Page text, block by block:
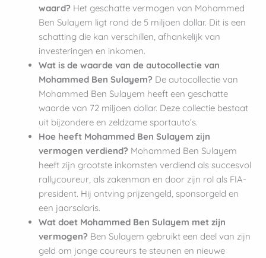
waard? Het geschatte vermogen van Mohammed
Ben Sulayem ligt rond de 5 miljoen dollar. Dit is een
schatting die kan verschillen, afhankelijk van
investeringen en inkomen.
Wat is de waarde van de autocollectie van
Mohammed Ben Sulayem? De autocollectie van
Mohammed Ben Sulayem heeft een geschatte
waarde van 72 miljoen dollar. Deze collectie bestaat
uit bijzondere en zeldzame sportauto’s.
Hoe heeft Mohammed Ben Sulayem zijn
vermogen verdiend? Mohammed Ben Sulayem
heeft zijn grootste inkomsten verdiend als succesvol
rallycoureur, als zakenman en door zijn rol als FIA-
president. Hij ontving prijzengeld, sponsorgeld en
een jaarsalaris.
Wat doet Mohammed Ben Sulayem met zijn
vermogen? Ben Sulayem gebruikt een deel van zijn
geld om jonge coureurs te steunen en nieuwe